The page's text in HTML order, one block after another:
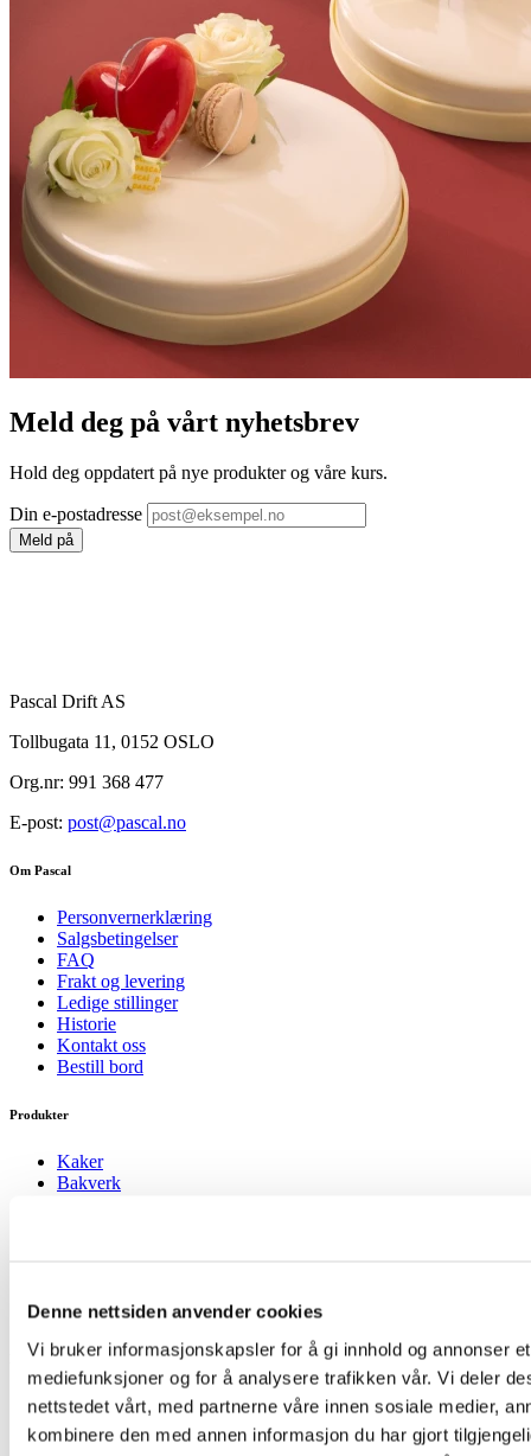
Denne nettsiden anvender cookies
Vi bruker informasjonskapsler for å gi innhold og annonser
mediefunksjoner og for å analysere trafikken vår. Vi deler
nettstedet vårt, med partnerne våre innen sosiale medier,
kombinere den med annen informasjon du har gjort
Meld deg på vårt nyhetsbrev
Hold deg oppdatert på nye produkter og våre kurs.
Din e-postadresse
Meld på
Pascal Drift AS
Tollbugata 11, 0152 OSLO
Org.nr: 991 368 477
E-post: post@pascal.no
Om Pascal
Personvernerklæring
Salgsbetingelser
FAQ
Frakt og levering
Ledige stillinger
Historie
Kontakt oss
Bestill bord
Produkter
Kaker
Bakverk
Lunsj
Kurs & selskap
Afternoon Tea á la Pascal
Dessertkurs